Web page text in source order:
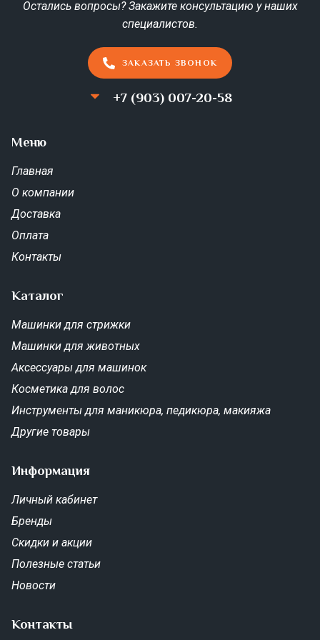
Geraniol, Benzyl Alcohol, Benzyl Benzoate, Benzyl
Остались вопросы? Закажите консультацию у наших
специалистов.
ЗАКАЗАТЬ ЗВОНОК
+7 (903) 007-20-58
Меню
Главная
О компании
Доставка
Оплата
Контакты
Каталог
Машинки для стрижки
Машинки для животных
Аксессуары для машинок
Косметика для волос
Инструменты для маникюра, педикюра, макияжа
Другие товары
Информация
Личный кабинет
Бренды
Скидки и акции
Полезные статьи
Новости
Контакты